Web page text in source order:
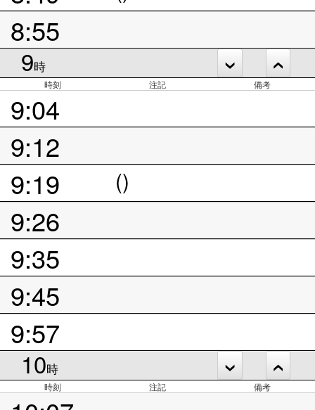
8:55
9時
時刻 注記 備考
9:04
9:12
9:19
()
9:26
9:35
9:45
9:57
10時
時刻 注記 備考